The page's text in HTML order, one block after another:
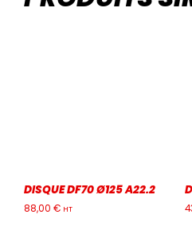
DISQUE DF70 Ø125 A22.2
88,00 € HT